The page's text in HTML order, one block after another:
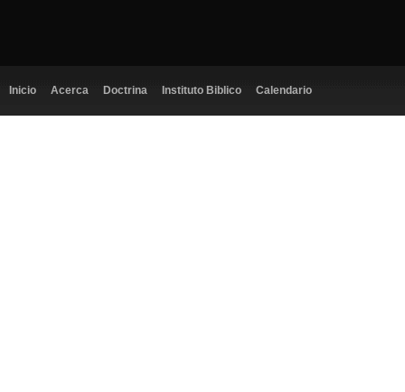
Inicio Acerca Doctrina Instituto Biblico Calendario